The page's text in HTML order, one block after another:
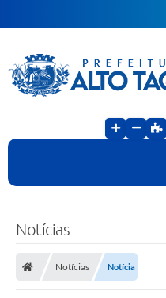
Notícias
Notícias Notícia